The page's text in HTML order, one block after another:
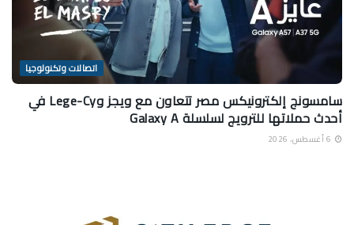
اتصالات وتكنولوجيا
سامسونج إلكترونيكس مصر تتعاون مع ويجز وLege-Cy في
أحدث حملاتها للترويج لسلسلة Galaxy A